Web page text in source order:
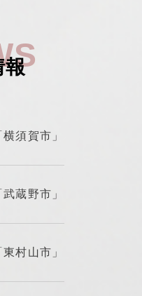
報
須賀市」
蔵野市」
村山市」